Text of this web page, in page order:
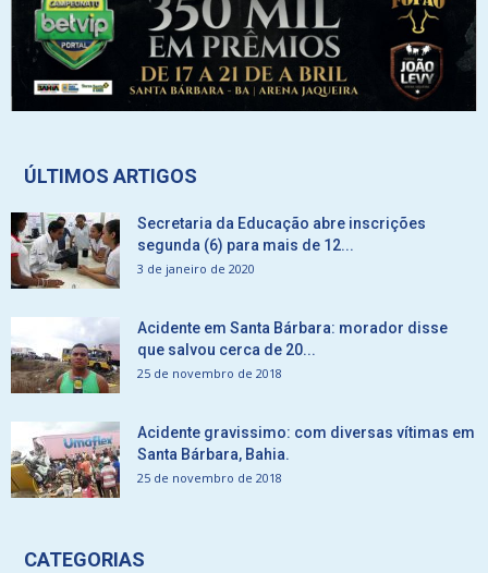
ÚLTIMOS ARTIGOS
Secretaria da Educação abre inscrições
segunda (6) para mais de 12...
3 de janeiro de 2020
Acidente em Santa Bárbara: morador disse
que salvou cerca de 20...
25 de novembro de 2018
Acidente gravissimo: com diversas vítimas em
Santa Bárbara, Bahia.
25 de novembro de 2018
CATEGORIAS